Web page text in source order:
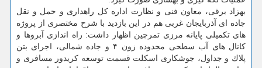
بهزاد برقی، معاون فنی و نظارت اداره كل راهداری و حمل و نقل
جاده ای آذربایجان غربی هم در این بازدید با شرح مختصری از پروژه
های تكمیلی پایانه مرزی تمرچین اظهار داشت: راه اندازی آبروها و
كانال های آب سطحی محدوده زون ۴ و جاده شمالی، اجرای بتن
پلاك و جداول، جوشكاری اسكلت قسمت توسعه كریدور مسافری و